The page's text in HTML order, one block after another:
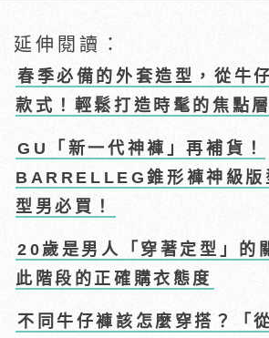
延伸閱讀：
春季必備的外套造型，從牛
款式！輕鬆打造時髦的焦點
GU「新一代神褲」再補貨！
BARRELLEG錐形褲神級版
型男必買！
20歲是男人「穿著定型」的
此階段的正確購衣態度
不同牛仔褲該怎麼穿搭？「